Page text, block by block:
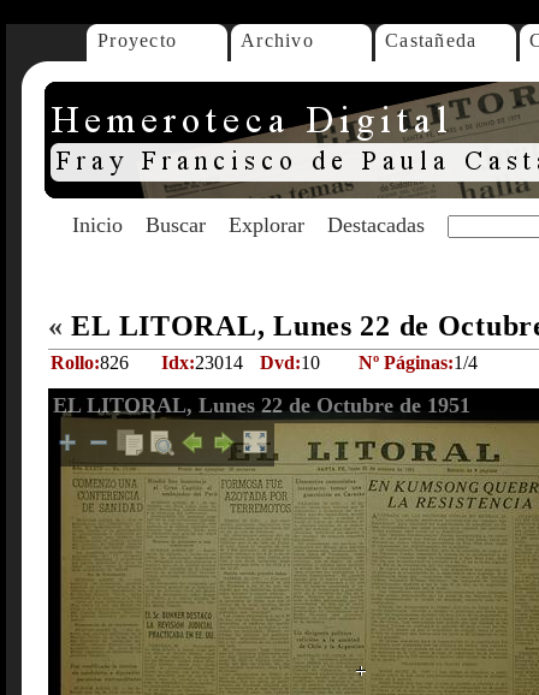
Proyecto Archivo Castañeda
Inicio Buscar Explorar Destacadas
« EL LITORAL, Lunes 22 de
Rollo:826 Idx:23014 Dvd:10 Nº Páginas:1/4
EL LITORAL, Lunes 22 de Octubre de 1951